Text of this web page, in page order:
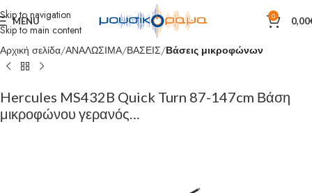
Skip to navigation
Skip to main content
MENU 0 0,00
Αρχική σελίδα ΑΝΑΛΩΣΙΜΑ ΒΑΣΕΙΣ Βάσεις μικροφώνων
Hercules MS432B Quick Turn 87-147cm Βάση
μικροφώνου γερανός…